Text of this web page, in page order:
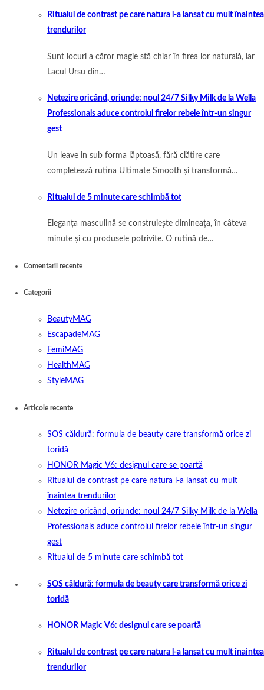
Ritualul de contrast pe care natura l-a lansat cu mult înaintea
trendurilor
Sunt locuri a căror magie stă chiar în firea lor naturală, iar
Lacul Ursu din…
Netezire oricând, oriunde: noul 24/7 Silky Milk de la Wella
Professionals aduce controlul firelor rebele într-un singur
gest
Un leave in sub forma lăptoasă, fără clătire care
completează rutina Ultimate Smooth și transformă…
Ritualul de 5 minute care schimbă tot
Eleganța masculină se construiește dimineața, în câteva
minute și cu produsele potrivite. O rutină de…
Comentarii recente
Categorii
BeautyMAG
EscapadeMAG
FemiMAG
HealthMAG
StyleMAG
Articole recente
SOS căldură: formula de beauty care transformă orice zi
toridă
HONOR Magic V6: designul care se poartă
Ritualul de contrast pe care natura l-a lansat cu mult
înaintea trendurilor
Netezire oricând, oriunde: noul 24/7 Silky Milk de la Wella
Professionals aduce controlul firelor rebele într-un singur
gest
Ritualul de 5 minute care schimbă tot
SOS căldură: formula de beauty care transformă orice zi
toridă
HONOR Magic V6: designul care se poartă
Ritualul de contrast pe care natura l-a lansat cu mult înaintea
trendurilor